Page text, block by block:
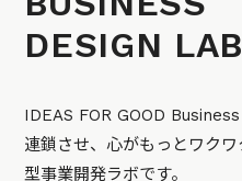
DESIGN LAB
IDEAS FOR GOOD
連鎖させ、心がもっとワク
型事業開発ラボです。